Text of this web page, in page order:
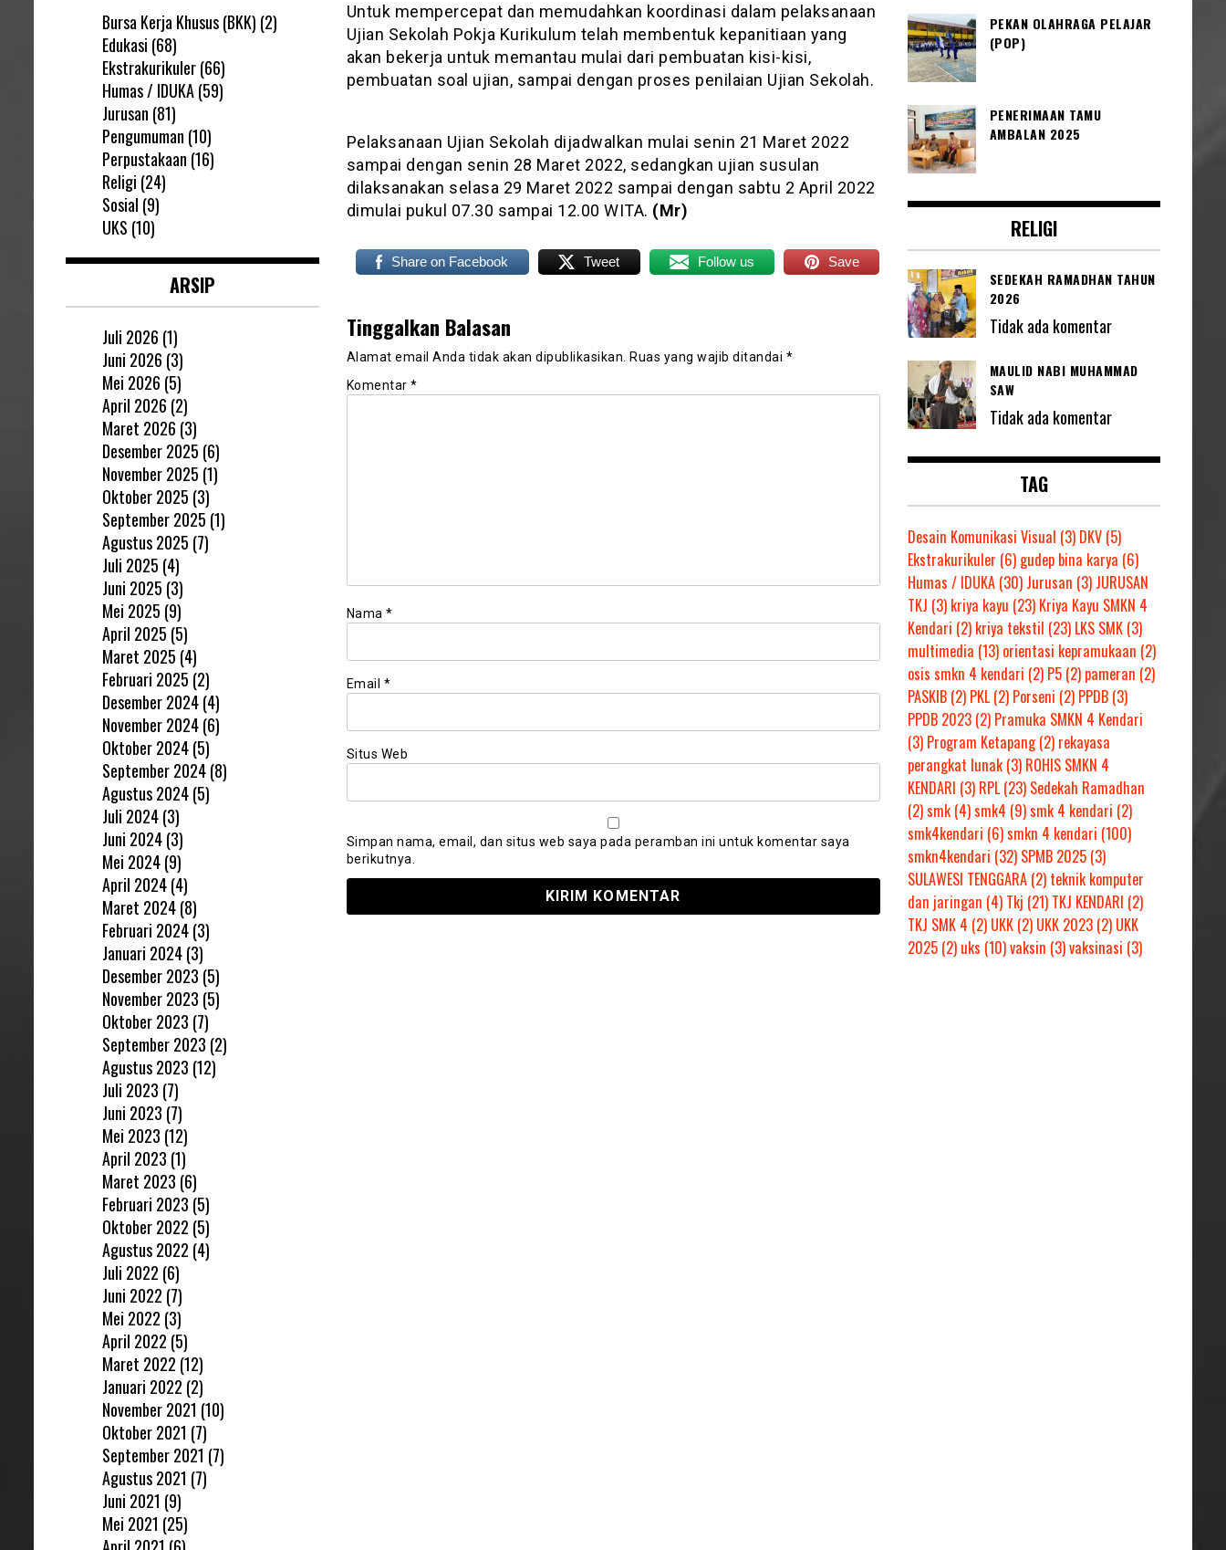
Untuk mempercepat dan memudahkan koordinasi dalam pelaksanaan
Ujian Sekolah Pokja Kurikulum telah membentuk kepanitiaan yang
akan bekerja untuk memantau mulai dari pembuatan kisi-kisi,
pembuatan soal ujian, sampai dengan proses penilaian Ujian Sekolah.
Pelaksanaan Ujian Sekolah dijadwalkan mulai senin 21 Maret 2022
sampai dengan senin 28 Maret 2022, sedangkan ujian susulan
dilaksanakan selasa 29 Maret 2022 sampai dengan sabtu 2 April 2022
dimulai pukul 07.30 sampai 12.00 WITA. (Mr)
Share on Facebook Tweet Follow us Save
Tinggalkan Balasan
Alamat email Anda tidak akan dipublikasikan. Ruas yang wajib ditandai *
Komentar *
Nama *
Email *
Situs Web
Simpan nama, email, dan situs web saya pada peramban ini untuk komentar saya
berikutnya.
Bursa Kerja Khusus (BKK) (2)
Edukasi (68)
Ekstrakurikuler(66)
Humas / IDUKA(59)
Jurusan (81)
Pengumuman (10)
Perpustakaan (16)
Religi (24)
Sosial (9)
UKS (10)
ARSIP
Juli 2026 (1)
Juni 2026 (3)
Mei 2026 (5)
April 2026 (2)
Maret 2026 (3)
Desember 2025 (6)
November 2025 (1)
Oktober 2025 (3)
September 2025 (1)
Agustus 2025 (7)
Juli 2025 (4)
Juni 2025 (3)
Mei 2025 (9)
April 2025 (5)
Maret 2025 (4)
Februari 2025 (2)
Desember 2024(4)
November 2024(6)
Oktober 2024(5)
September 2024(8)
Agustus 2024(5)
Juli 2024(3)
Juni 2024(3)
Mei 2024(9)
April 2024(4)
Maret 2024(8)
Februari 2024(3)
Januari 2024(3)
Desember 2023 (5)
November 2023 (5)
Oktober 2023 (7)
September 2023 (2)
Agustus 2023 (12)
Juli 2023 (7)
Juni 2023 (7)
Mei 2023 (12)
April 2023 (1)
Maret 2023 (6)
Februari 2023 (5)
Oktober 2022 (5)
Agustus 2022 (4)
Juli 2022 (6)
Juni 2022 (7)
Mei 2022 (3)
April 2022 (5)
Maret 2022 (12)
Januari 2022 (2)
November 2021 (10)
Oktober 2021 (7)
September 2021 (7)
Agustus 2021 (7)
Juni 2021 (9)
Mei 2021 (25)
PEKAN OLAHRAGA PELAJAR
(POP)
PENERIMAAN TAMU
AMBALAN 2025
RELIGI
SEDEKAH RAMADHAN TAHUN
2026
Tidak ada komentar
MAULID NABI MUHAMMAD
SAW
Tidak ada komentar
TAG
Desain Komunikasi Visual (3) DKV(5)
Ekstrakurikuler (6) gudep bina karya (6)
Humas / IDUKA(30) Jurusan (3) JURUSAN
TKJ (3) kriya kayu (23) Kriya Kayu SMKN 4
Kendari (2) kriya tekstil (23) LKS SMK(3)
multimedia (13) orientasi kepramukaan (2)
osis smkn 4 kendari (2) P5(2) pameran (2)
PASKIB(2) PKL(2) Porseni (2) PPDB(3)
PPDB 2023(2) Pramuka SMKN 4 Kendari
(3) Program Ketapang(2) rekayasa
perangkat lunak(3) ROHIS SMKN 4
KENDARI (3) RPL(23) Sedekah Ramadhan
(2)smk(4)smk4 (9)smk 4 kendari (2)
smk4kendari (6)smkn 4 kendari (100)
smkn4kendari (32) SPMB 2025(3)
SULAWESI TENGGARA(2) teknik komputer
dan jaringan (4) Tkj (21) TKJ KENDARI (2)
TKJ SMK 4 (2) UKK(2) UKK 2023(2) UKK
2025(2) uks (10)vaksin (3)vaksinasi (3)